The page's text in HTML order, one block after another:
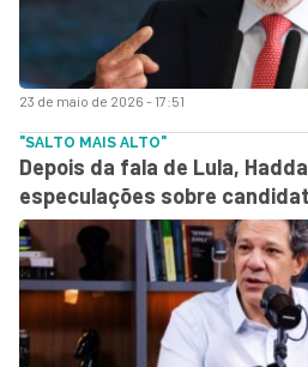
23 de maio de 2026 - 17:51
"SALTO MAIS ALTO"
Depois da fala de Lula,
especulações sobre